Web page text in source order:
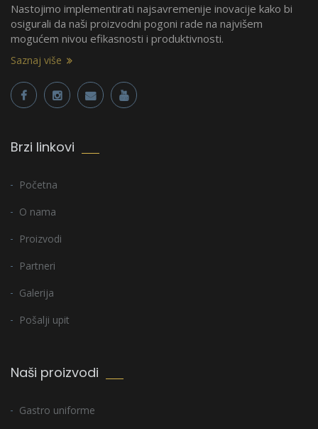
Nastojimo implementirati najsavremenije inovacije kako bi
osigurali da naši proizvodni pogoni rade na najvišem
mogućem nivou efikasnosti i produktivnosti.
Saznaj više
Brzi linkovi
Početna
O nama
Proizvodi
Partneri
Galerija
Pošalji upit
Naši proizvodi
Gastro uniforme